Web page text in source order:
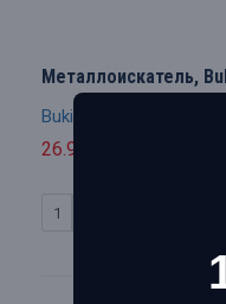
Buki
Металлоискатель,
26.91€